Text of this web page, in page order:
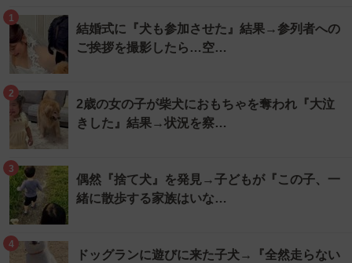
1
結婚式に『犬も参加させた』結果→参列者への
ご挨拶を撮影したら…空…
2
2歳の女の子が柴犬におもちゃを奪われ『大泣
きした』結果→状況を察…
3
偶然『捨て犬』を発見→子どもが『この子、一
緒に散歩する家族はいな…
4
ドッグランに遊びに来た子犬→『全然走らない